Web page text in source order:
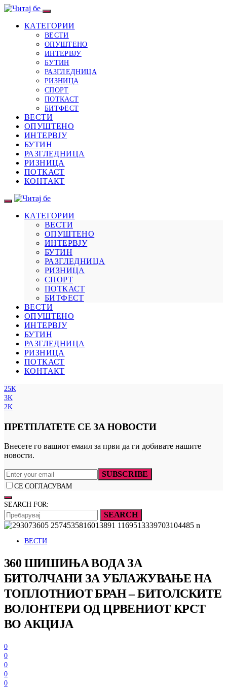
КАТЕГОРИИ
ВЕСТИ
ОПУШТЕНО
ИНТЕРВЈУ
БУТИН
РАЗГЛЕДНИЦА
РИЗНИЦА
СПОРТ
ПОТКАСТ
БИТФЕСТ
ВЕСТИ
ОПУШТЕНО
ИНТЕРВЈУ
БУТИН
РАЗГЛЕДНИЦА
РИЗНИЦА
ПОТКАСТ
КОНТАКТ
КАТЕГОРИИ
ВЕСТИ
ОПУШТЕНО
ИНТЕРВЈУ
БУТИН
РАЗГЛЕДНИЦА
РИЗНИЦА
СПОРТ
ПОТКАСТ
БИТФЕСТ
ВЕСТИ
ОПУШТЕНО
ИНТЕРВЈУ
БУТИН
РАЗГЛЕДНИЦА
РИЗНИЦА
ПОТКАСТ
КОНТАКТ
25K
3K
2K
ПРЕТПЛАТЕТЕ СЕ ЗА НОВОСТИ
Внесете го вашиот емаил за први да ги добивате нашите
новости.
SUBSCRIBE
СЕ СОГЛАСУВАМ
SEARCH FOR:
SEARCH
ВЕСТИ
360 ШИШИЊА ВОДА ЗА
БИТОЛЧАНИ ЗА УБЛАЖУВАЊЕ НА
ТОПЛОТНИОТ БРАН – БИТОЛСКИТЕ
ВОЛОНТЕРИ ОД ЦРВЕНИОТ КРСТ
ВО АКЦИЈА
0
0
0
0
0